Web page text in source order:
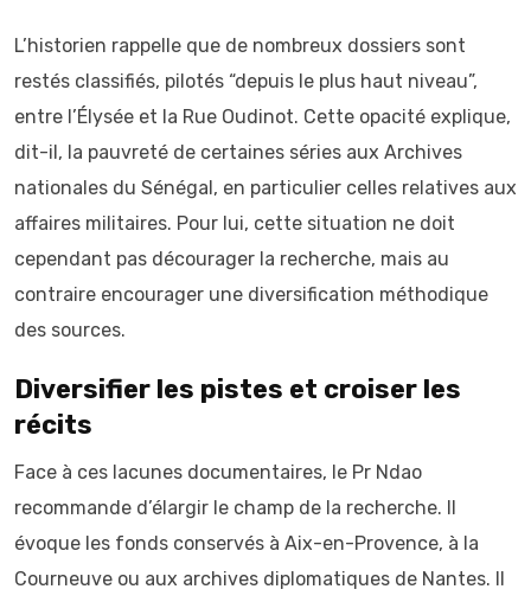
L’historien rappelle que de nombreux dossiers sont
restés classifiés, pilotés “depuis le plus haut niveau”,
entre l’Élysée et la Rue Oudinot. Cette opacité explique,
dit-il, la pauvreté de certaines séries aux Archives
nationales du Sénégal, en particulier celles relatives aux
affaires militaires. Pour lui, cette situation ne doit
cependant pas décourager la recherche, mais au
contraire encourager une diversification méthodique
des sources.
Diversifier les pistes et croiser les
récits
Face à ces lacunes documentaires, le Pr Ndao
recommande d’élargir le champ de la recherche. Il
évoque les fonds conservés à Aix-en-Provence, à la
Courneuve ou aux archives diplomatiques de Nantes. Il